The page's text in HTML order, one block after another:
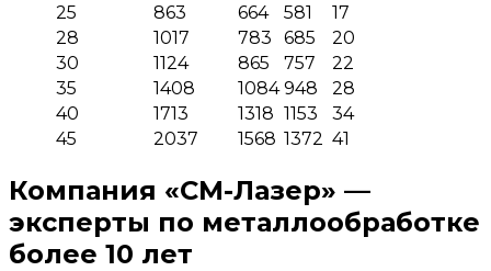
25
863 664 581
17
28
1017 783 685
20
30
1124 865 757
22
35
1408 1084 948
28
40
1713 1318 1153
34
45
2037 1568 1372 41
Компания «СМ-Лазер» —
эксперты по металлообработке
более 10 лет